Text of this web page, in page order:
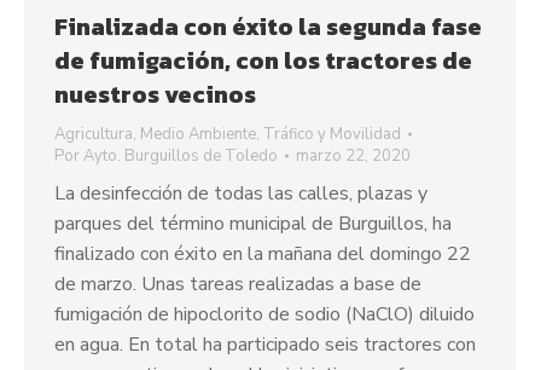
Finalizada con éxito la segunda fase
de fumigación, con los tractores de
nuestros vecinos
Agricultura, Medio Ambiente, Tráfico y Movilidad
PorAyto. Burguillos de Toledo marzo 22, 2020
La desinfección de todas las calles, plazas y
parques del término municipal de Burguillos, ha
finalizado con éxito en la mañana del domingo 22
de marzo. Unas tareas realizadas a base de
fumigación de hipoclorito de sodio (NaClO) diluido
en agua. En total ha participado seis tractores con